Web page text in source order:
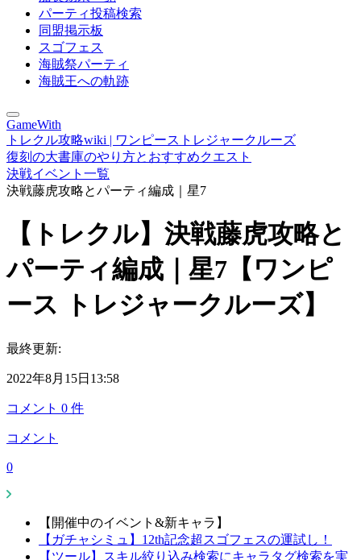
パーティ投稿検索
同盟掲示板
スゴフェス
海賊祭パーティ
海賊王への軌跡
GameWith
トレクル攻略wiki | ワンピーストレジャークルーズ
復刻の大書庫のやり方とおすすめクエスト
決戦イベント一覧
決戦藤虎攻略とパーティ編成｜星7
【トレクル】決戦藤虎攻略と
パーティ編成｜星7【ワンピ
ース トレジャークルーズ】
最終更新:
2022年8月15日13:58
コメント 0 件
コメント
0
【開催中のイベント&新キャラ】
【ガチャシミュ】12th記念超スゴフェスの運試し！
【ツール】スキル絞り込み検索にキャラタグ検索を実